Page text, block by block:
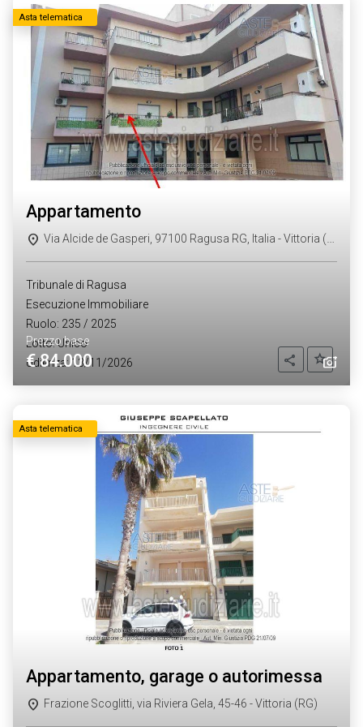
Asta telematica
Prezzo base
€ 84.000
appartamento
Via Alcide de Gasperi, 97100 Ragusa RG, Italia - Vittoria (RG)
Tribunale di Ragusa
Esecuzione Immobiliare
Ruolo: 235 / 2025
Lotto: Unico
Udienza: 13/11/2026
Condividi
Asta telematica
appartamento, garage o autorimessa
Frazione Scoglitti, via Riviera Gela, 45-46 - Vittoria (RG)